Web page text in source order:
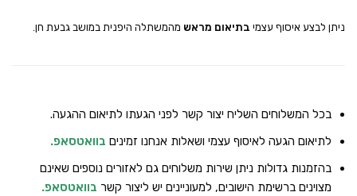
ניתן לבצע איסוף עצמי בתיאום מראש מהמשתלה היפנית במושב גבעת חן.
בכל המשלוחים השליח יצור קשר לפני הגעתו לתיאום ההגעה.
לתיאום הגעה לאיסוף עצמי ושאלות אנחנו זמינים בוואטסאפ.
בהזמנות גדולות ניתן שירות משלוחים גם לאזורים נוספים שאינם
מצוינים ברשימת הישובים, למעוניינים יש ליצור קשר בוואטסאפ.